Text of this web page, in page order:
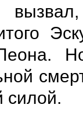
силой.